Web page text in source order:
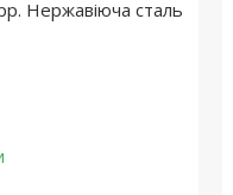
Нержавіюча сталь